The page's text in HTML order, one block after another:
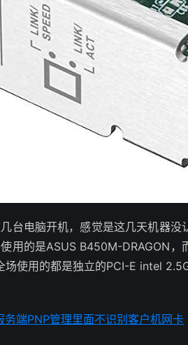
台电脑开机，感觉是这几天机器
的是ASUS B450M-DRAGON
使用的都是独立的PCI-E intel
务端PNP管理里面不识别客户机网卡